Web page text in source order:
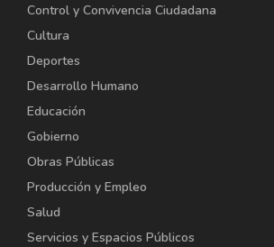
Control y Convivencia Ciudadana
Cultura
Deportes
Desarrollo Humano
Educación
Gobierno
Obras Públicas
Producción y Empleo
Salud
Servicios y Espacios Públicos